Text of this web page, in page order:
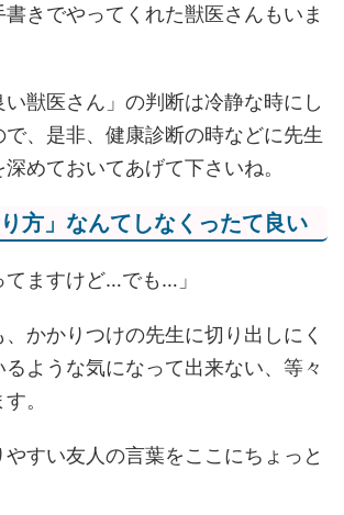
きでやってくれた獣医さんもいま
い獣医さん」の判断は冷静な時にし
、是非、健康診断の時などに先生
めておいてあげて下さいね。
り方」なんてしなくったて良い
てますけど…でも…」
かかりつけの先生に切り出しにく
ような気になって出来ない、等々
。
すい友人の言葉をここにちょっと